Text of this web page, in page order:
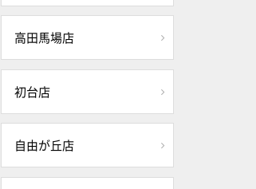
高田馬場店
初台店
自由が丘店